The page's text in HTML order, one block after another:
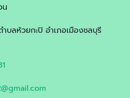
น
บลห้วยกะปิ อำเภอเมืองชลบุรี